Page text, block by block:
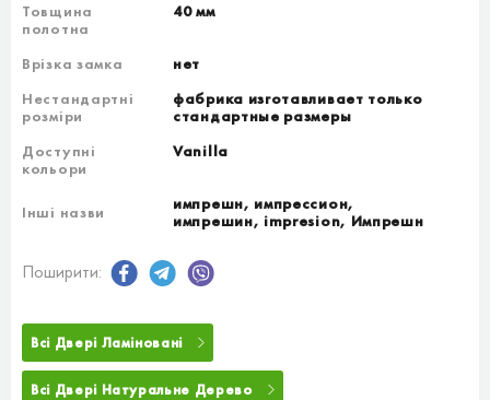
Товщина
полотна
40 мм
Врізка замка
нет
Нестандартні
розміри
фабрика изготавливает только
стандартные размеры
Доступні
кольори
Vanilla
Інші назви
импрешн, импрессион,
импрешин, impresion, Импрешн
Поширити:
Всі Двері Ламіновані
Всі Двері Натуральне Дерево